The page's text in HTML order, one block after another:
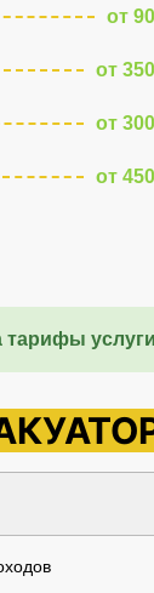
от
от
от
от